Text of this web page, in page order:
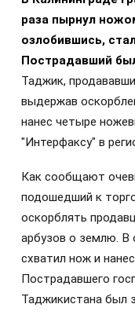
раза пырнул
озлобившись,
Пострадавший
Таджик,
выдержав
нанес четыре
"Интерфаксу" в
Как сообщают
подошедший к
оскорблять
арбузов о землю. В
схватил нож и
Пострадавшего
Таджикистана был